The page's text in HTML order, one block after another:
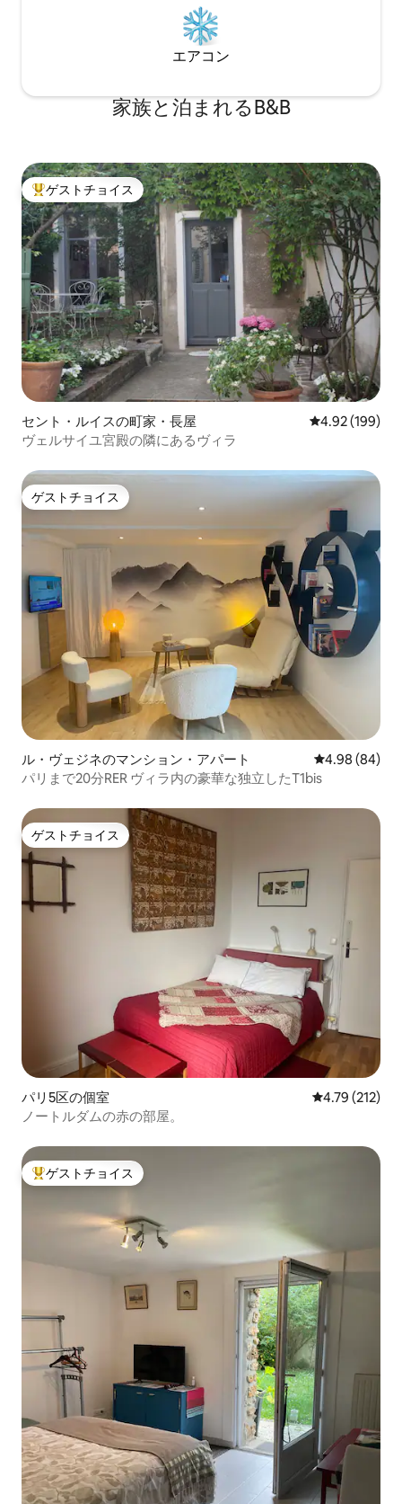
エアコン
家族と泊まれるB&B
大好評のゲストチョイスです。
ゲストチョイス
セント・ルイスの町家・長屋 レビュー199
4.92 (199)
ヴェルサイユ宮殿の隣にあるヴィラ
ゲストチョイス
ゲストチョイス
ル・ヴェジネのマンション・アパート レビュー84件
4.98 (84)
パリまで20分RER ヴィラ内の豪華な独立したT1bis
ゲストチョイス
ゲストチョイス
パリ5区の個室 レビュー212
4.79 (212)
ノートルダムの赤の部屋。
大好評のゲストチョイスです。
ゲストチョイス